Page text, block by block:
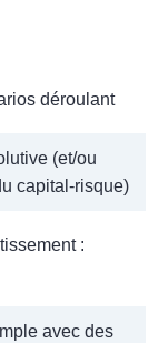
déroulant
(et/ou
capital-risque)
:
avec des